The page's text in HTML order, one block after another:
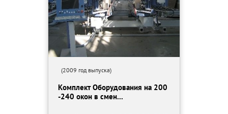
Минимальное расстояние расположения компонента от края
Фиксация печатной платы: боковые зажимы, подъемные штыри
Двойной конвейер позволяющий производить сборку 2х плат
единовременно, или последовательно, что увеличивает
производительность
Автомат комплектуется следующим набором насадок:
B-1 Type - 10 шт.
(2009 год выпуска)
Комплект Оборудования на 200
-240 окон в смен...